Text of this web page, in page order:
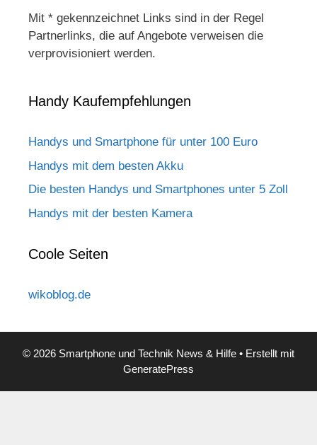
Mit * gekennzeichnet Links sind in der Regel
Partnerlinks, die auf Angebote verweisen die
verprovisioniert werden.
Handy Kaufempfehlungen
Handys und Smartphone für unter 100 Euro
Handys mit dem besten Akku
Die besten Handys und Smartphones unter 5 Zoll
Handys mit der besten Kamera
Coole Seiten
wikoblog.de
© 2026 Smartphone und Technik News & Hilfe • Erstellt mit
GeneratePress